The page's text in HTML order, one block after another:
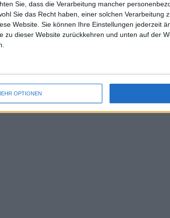
Sie, dass die Verarbeitung mancher
Sie das Recht haben, einer solchen Verarbeitung
Website. Sie können Ihre Einstellungen jederzeit
zu dieser Website zurückkehren und unten auf der
OPTIONEN
ohne zu wissen, dass sie sich in
im Finale steht. Du brauchst nichts
bekommen. Ich meine, dein Name
den Nachrichten, in den Highlights
zu stören und etwas anderes zu